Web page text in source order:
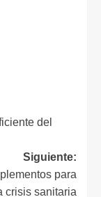
del
Siguiente:
para
crisis sanitaria